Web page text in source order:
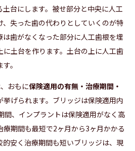
台にします。被せ部分と中央に人工
失った歯の代わりとしていくのが特
歯がなくなった部分に人工歯根を埋
土台を作ります。土台の上に人工歯
。
おもに保険適用の有無・治療期間・
挙げられます。ブリッジは保険適用内
間、インプラントは保険適用がなく高
期間も最短で2ヶ月から3ヶ月かかる
安く治療期間も短いブリッジは、現